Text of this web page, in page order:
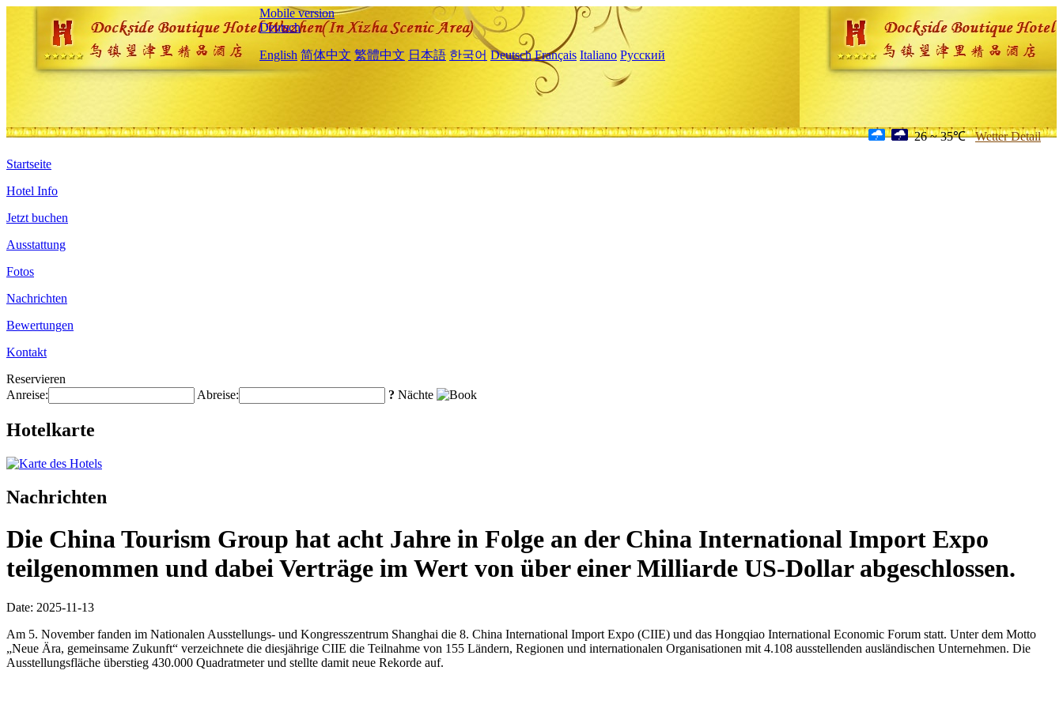
Mobile version
Deutsch
English 简体中文 繁體中文 日本語 한국어 Deutsch Français Italiano Русский
26 ~ 35℃ Wetter Detail
Startseite
Hotel Info
Jetzt buchen
Ausstattung
Fotos
Nachrichten
Bewertungen
Kontakt
Reservieren
Anreise:
Abreise: ? Nächte
Hotelkarte
Nachrichten
Die China Tourism Group hat acht Jahre in Folge an der China International Import Expo
teilgenommen und dabei Verträge im Wert von über einer Milliarde US-Dollar abgeschlossen.
Date: 2025-11-13
Am 5. November fanden im Nationalen Ausstellungs- und Kongresszentrum Shanghai die 8. China International Import Expo (CIIE) und das Hongqiao International Economic Forum statt. Unter dem Motto
„Neue Ära, gemeinsame Zukunft“ verzeichnete die diesjährige CIIE die Teilnahme von 155 Ländern, Regionen und internationalen Organisationen mit 4.108 ausstellenden ausländischen Unternehmen. Die
Ausstellungsfläche überstieg 430.000 Quadratmeter und stellte damit neue Rekorde auf.